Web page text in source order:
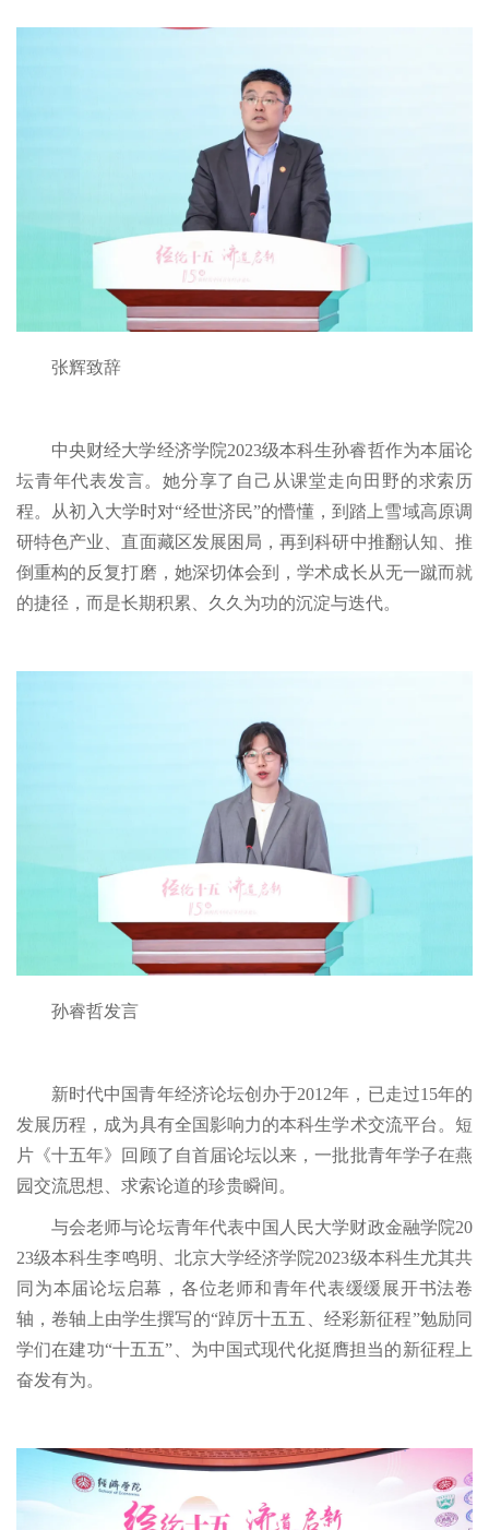
张辉致辞
中央财经大学经济学院2023级本科生孙睿哲作为本届论
坛青年代表发言。她分享了自己从课堂走向田野的求索历
程。从初入大学时对“经世济民”的懵懂，到踏上雪域高原调
研特色产业、直面藏区发展困局，再到科研中推翻认知、推
倒重构的反复打磨，她深切体会到，学术成长从无一蹴而就
的捷径，而是长期积累、久久为功的沉淀与迭代。
孙睿哲发言
新时代中国青年经济论坛创办于2012年，已走过15年的
发展历程，成为具有全国影响力的本科生学术交流平台。短
片《十五年》回顾了自首届论坛以来，一批批青年学子在燕
园交流思想、求索论道的珍贵瞬间。
与会老师与论坛青年代表中国人民大学财政金融学院20
23级本科生李鸣明、北京大学经济学院2023级本科生尤其共
同为本届论坛启幕，各位老师和青年代表缓缓展开书法卷
轴，卷轴上由学生撰写的“踔厉十五五、经彩新征程”勉励同
学们在建功“十五五”、为中国式现代化挺膺担当的新征程上
奋发有为。